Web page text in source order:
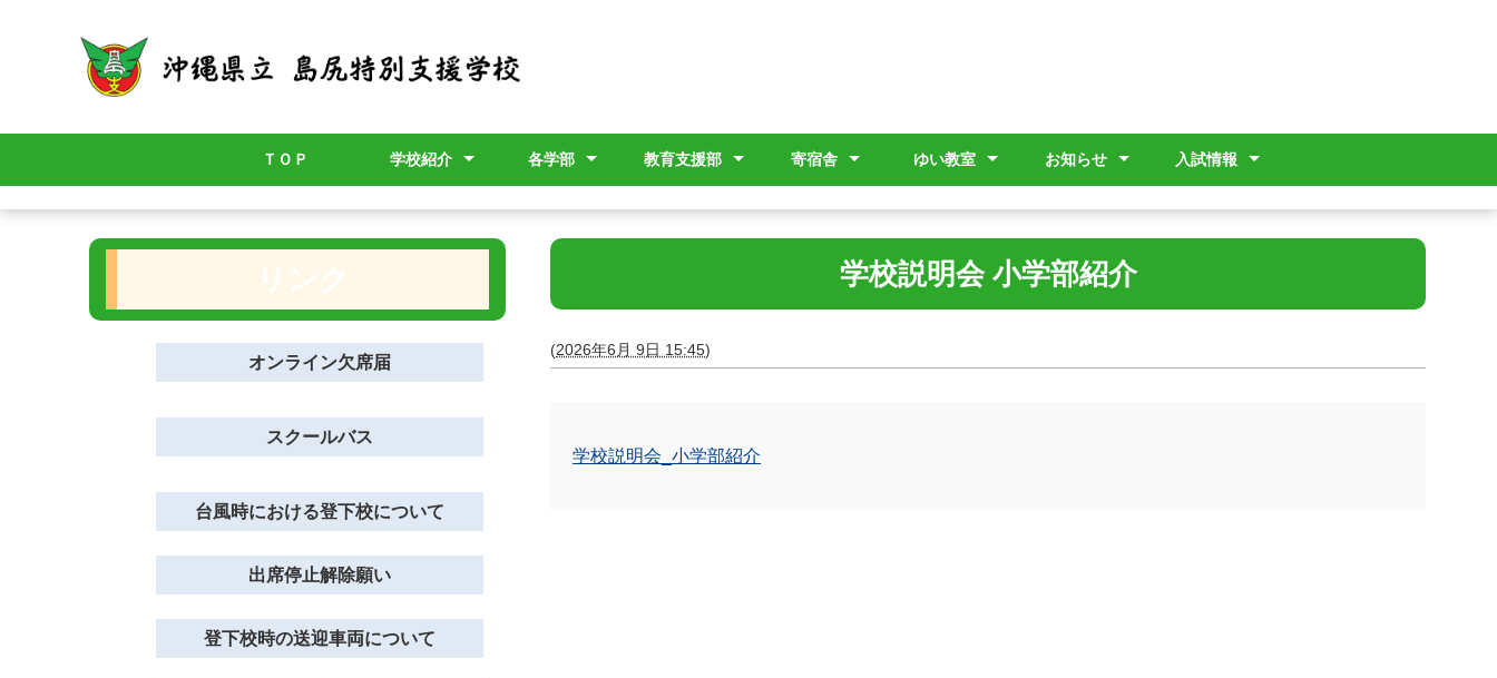
ＴＯＰ 学校紹介
学校長より
校章
校歌
スクールポリシー
グランドデザイン
学校要覧
職員必携
アクセスマップ
年間計画
学校評価・学校評議員
施設・設備
各学部
幼稚部
小学部
中学部
高等部
教育支援部
教育相談
本校への転入学を検討
各学部紹介（学校説明
公開研修
寄宿舎
寄宿舎について
入舎関連
寄宿舎だより
ゆい教室
教育課程（ゆい）
年間指導計画
ゆい教室通信
お知らせ
学校だより
進路指導部より
保健だより
ＰＴＡより
島特通信
その他
入試情報
学校説明会 小学部紹介
(2026年6月 9日 15:45)
学校説明会_小学部紹介
オンライン欠席届
スクールバス
台風時における登下校について
出席停止解除願い
登下校時の送迎車両について